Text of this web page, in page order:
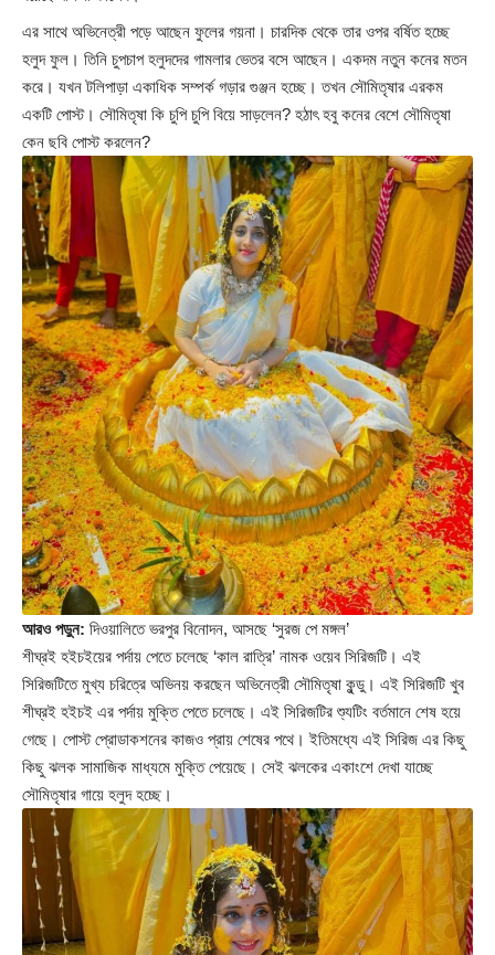
এর সাথে অভিনেত্রী পড়ে আছেন ফুলের গয়না। চারদিক থেকে তার ওপর বর্ষিত হচ্ছে
হলুদ ফুল। তিনি চুপচাপ হলুদদের গামলার ভেতর বসে আছেন। একদম নতুন কনের মতন
করে। যখন টলিপাড়া একাধিক সম্পর্ক গড়ার গুঞ্জন হচ্ছে। তখন সৌমিতৃষার এরকম
একটি পোস্ট। সৌমিতৃষা কি চুপি চুপি বিয়ে সাড়লেন? হঠাৎ হবু কনের বেশে সৌমিতৃষা
কেন ছবি পোস্ট করলেন?
আরও পড়ুন: দিওয়ালিতে ভরপুর বিনোদন, আসছে ‘সুরজ পে মঙ্গল’
শীঘ্রই হইচইয়ের পর্দায় পেতে চলেছে ‘কাল রাত্রি’ নামক ওয়েব সিরিজটি। এই
সিরিজটিতে মুখ্য চরিত্রে অভিনয় করছেন অভিনেত্রী সৌমিতৃষা কুন্ডু। এই সিরিজটি খুব
শীঘ্রই হইচই এর পর্দায় মুক্তি পেতে চলেছে। এই সিরিজটির শ্যুটিং বর্তমানে শেষ হয়ে
গেছে। পোস্ট প্রোডাকশনের কাজও প্রায় শেষের পথে। ইতিমধ্যে এই সিরিজ এর কিছু
কিছু ঝলক সামাজিক মাধ্যমে মুক্তি পেয়েছে। সেই ঝলকের একাংশে দেখা যাচ্ছে
সৌমিতৃষার গায়ে হলুদ হচ্ছে।